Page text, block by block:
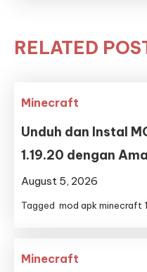
RELATED
Minecraft
Unduh dan Instal
1.19.20 dengan
August 5, 2026
Tagged mod apk minecraft
Minecraft